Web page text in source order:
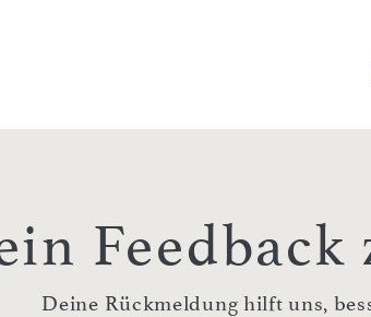
Feedback
Deine Rückmeldung hilft uns,